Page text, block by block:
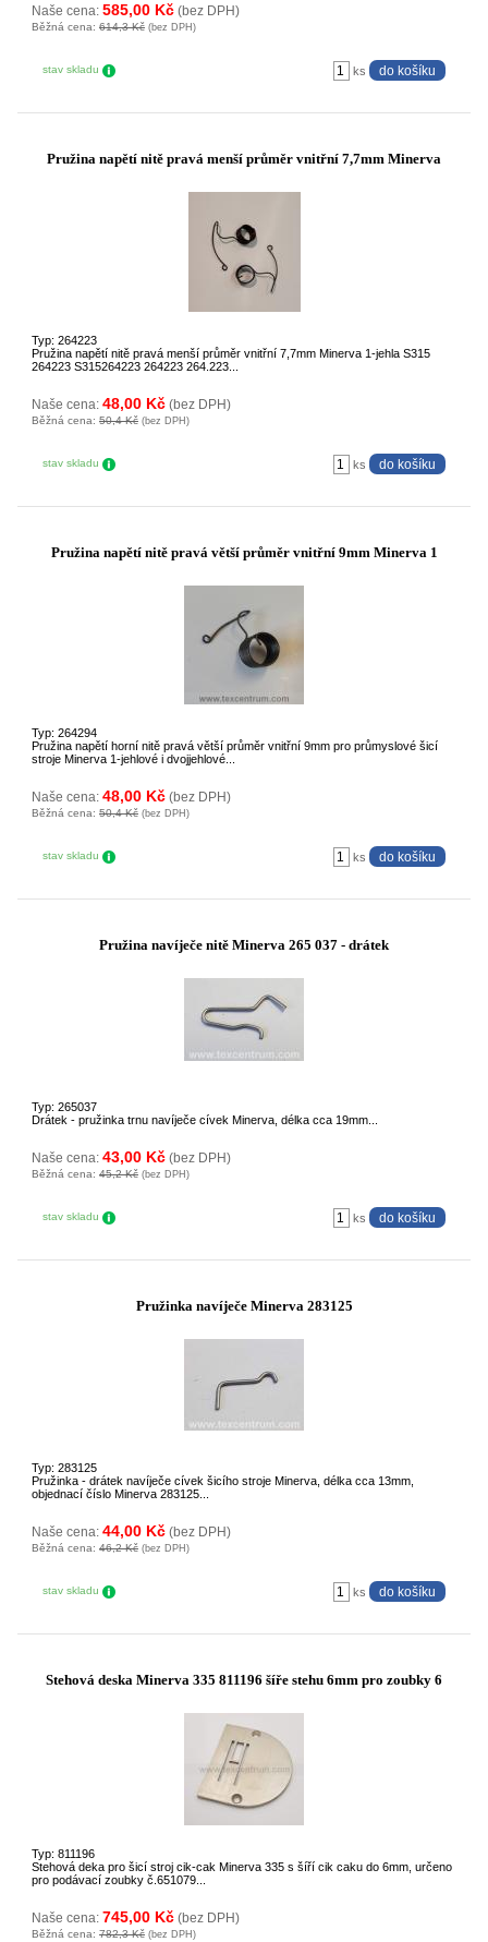
Naše cena: 585,00 Kč (bez DPH)
Běžná cena: 614,3 Kč (bez DPH)
stav skladu ks
Pružina napětí nitě pravá menší průměr vnitřní 7,7mm Minerva
Typ: 264223
Pružina napětí nitě pravá menší průměr vnitřní 7,7mm Minerva 1-jehla S315
264223 S315264223 264223 264.223...
Naše cena: 48,00 Kč (bez DPH)
Běžná cena: 50,4 Kč (bez DPH)
stav skladu ks
Pružina napětí nitě pravá větší průměr vnitřní 9mm Minerva 1
Typ: 264294
Pružina napětí horní nitě pravá větší průměr vnitřní 9mm pro průmyslové šicí
stroje Minerva 1-jehlové i dvojjehlové...
Naše cena: 48,00 Kč (bez DPH)
Běžná cena: 50,4 Kč (bez DPH)
stav skladu ks
Pružina navíječe nitě Minerva 265 037 - drátek
Typ: 265037
Drátek - pružinka trnu navíječe cívek Minerva, délka cca 19mm...
Naše cena: 43,00 Kč (bez DPH)
Běžná cena: 45,2 Kč (bez DPH)
stav skladu ks
Pružinka navíječe Minerva 283125
Typ: 283125
Pružinka - drátek navíječe cívek šicího stroje Minerva, délka cca 13mm,
objednací číslo Minerva 283125...
Naše cena: 44,00 Kč (bez DPH)
Běžná cena: 46,2 Kč (bez DPH)
stav skladu ks
Stehová deska Minerva 335 811196 šíře stehu 6mm pro zoubky 6
Typ: 811196
Stehová deka pro šicí stroj cik-cak Minerva 335 s šíří cik caku do 6mm, určeno
pro podávací zoubky č.651079...
Naše cena: 745,00 Kč (bez DPH)
Běžná cena: 782,3 Kč (bez DPH)